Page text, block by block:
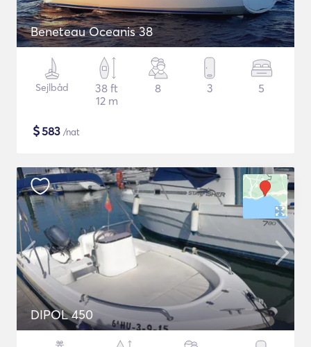
Beneteau Oceanis 38
Sejlbåd
38 ft
12 m
8 3 5
$583 /nat
DIPOL 450